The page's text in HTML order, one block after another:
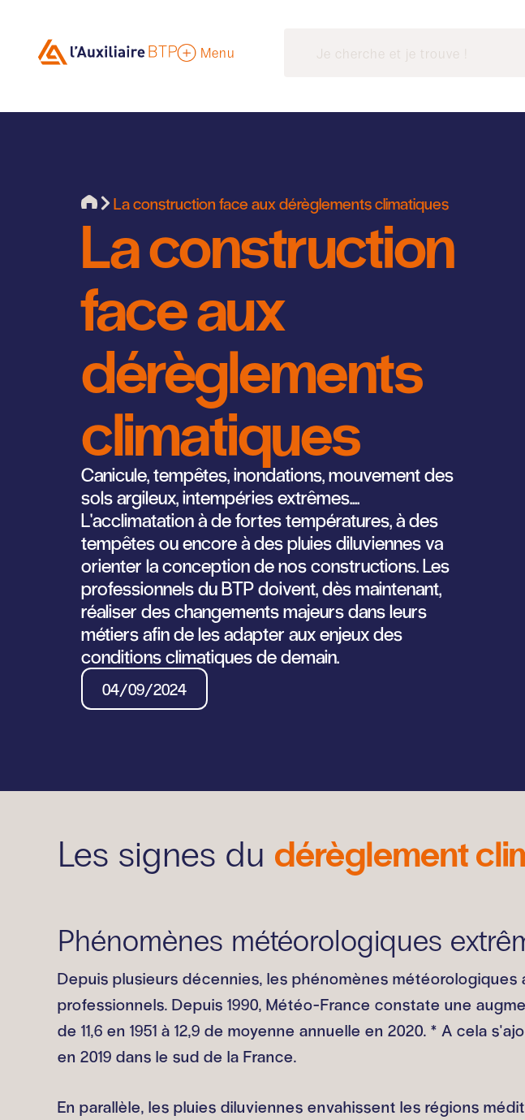
Menu
La construction face aux dérèglements climatiques
La construction
face aux
dérèglements
climatiques
Canicule, tempêtes, inondations, mouvement des
sols argileux, intempéries extrêmes....
L'acclimatation à de fortes températures, à des
tempêtes ou encore à des pluies diluviennes va
orienter la conception de nos constructions. Les
professionnels du BTP doivent, dès maintenant,
réaliser des changements majeurs dans leurs
métiers afin de les adapter aux enjeux des
conditions climatiques de demain.
04/09/2024
Les signes du dérèglement
Phénomènes météorologiques
Depuis plusieurs décennies, les phénomènes
professionnels. Depuis 1990, Météo-France constate une
de 11,6 en 1951 à 12,9 de moyenne annuelle en 2020. * A cela
en 2019 dans le sud de la France.
En parallèle, les pluies diluviennes envahissent les régions